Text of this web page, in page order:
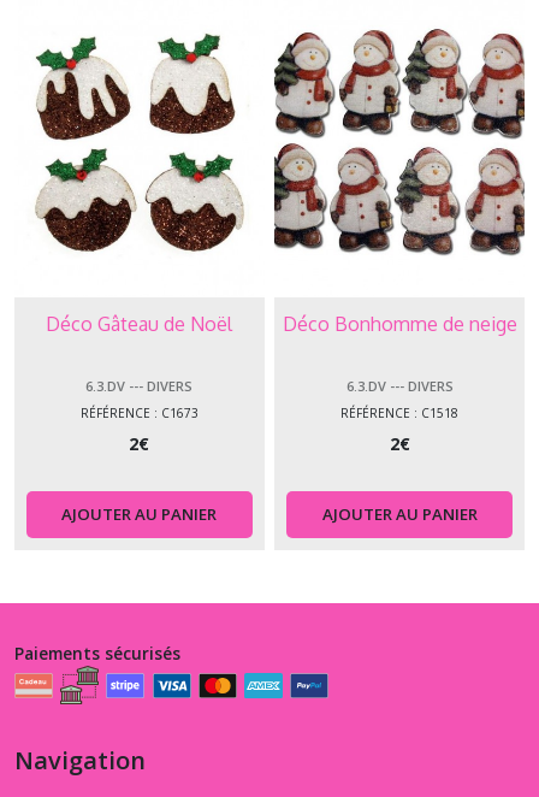
Déco Gâteau de Noël
6.3.DV --- DIVERS
RÉFÉRENCE : C1673
2€
AJOUTER AU PANIER
Déco Bonhomme de neige
6.3.DV --- DIVERS
RÉFÉRENCE : C1518
2€
AJOUTER AU PANIER
Paiements sécurisés
Navigation